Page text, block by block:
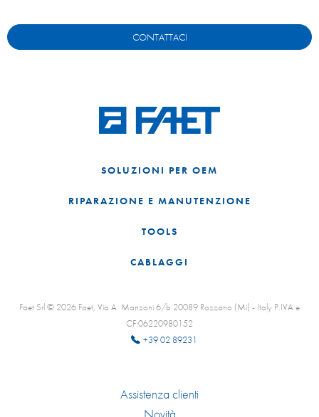
CONTATTACI
SOLUZIONI PER OEM
RIPARAZIONE E MANUTENZIONE
TOOLS
CABLAGGI
Faet Srl © 2026 Faet, Via A. Manzoni 6/b 20089 Rozzano (Mi) - Italy P.IVA e
CF:06220980152
+39 02 89231
Assistenza clienti